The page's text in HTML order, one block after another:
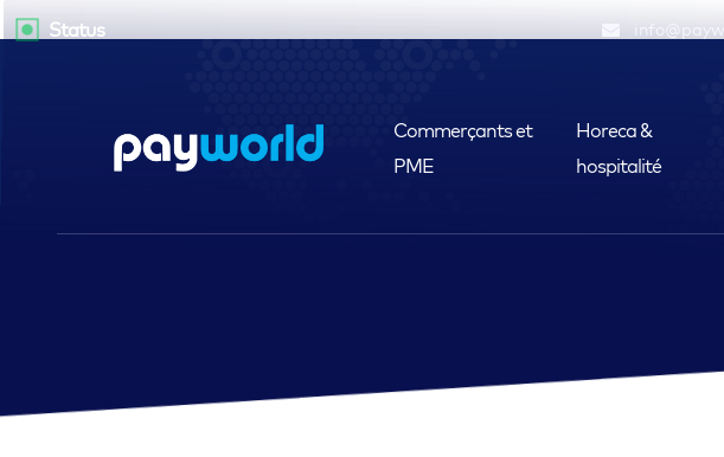
Status
Commerçants et
PME
Horeca &
hospitalité